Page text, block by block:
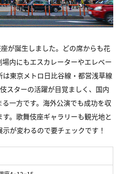
が誕生しました。どの席からも花
内にもエスカレーターやエレベー
東京メトロ日比谷線・都営浅草線
スターの活躍が目覚ましく、国内
一方です。海外公演でも成功を収
。歌舞伎座ギャラリーも観光地と
が変わるので要チェックです！